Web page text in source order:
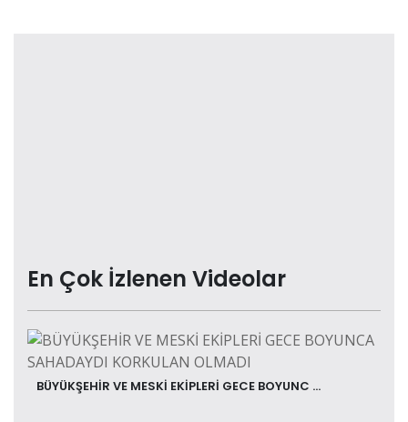
En Çok İzlenen Videolar
BÜYÜKŞEHİR VE MESKİ EKİPLERİ GECE BOYUNC ...